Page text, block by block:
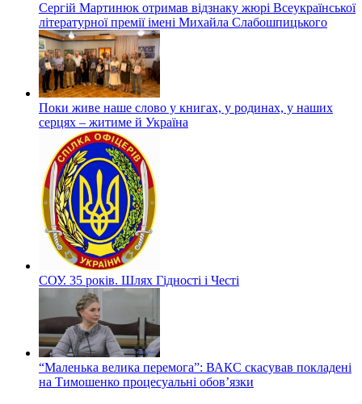
Сергій Мартинюк отримав відзнаку жюрі Всеукраїнської
літературної премії імені Михайла Слабошпицького
Поки живе наше слово у книгах, у родинах, у наших
серцях – житиме й Україна
СОУ. 35 років. Шлях Гідності і Честі
“Маленька велика перемога”: ВАКС скасував покладені
на Тимошенко процесуальні обов’язки